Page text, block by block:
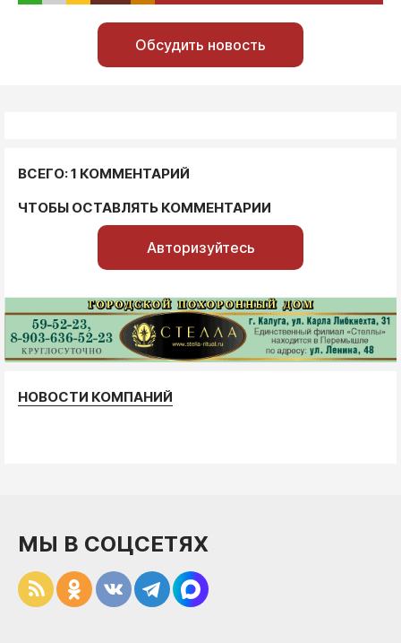
Обсудить новость
ВСЕГО: 1 КОММЕНТАРИЙ
ЧТОБЫ ОСТАВЛЯТЬ КОММЕНТАРИИ
Авторизуйтесь
НОВОСТИ КОМПАНИЙ
МЫ В СОЦСЕТЯХ